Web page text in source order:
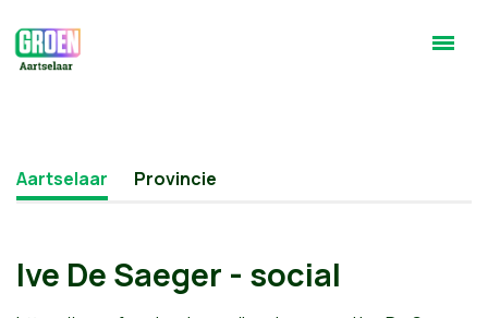
Aartselaar Provincie
Ive De Saeger - social